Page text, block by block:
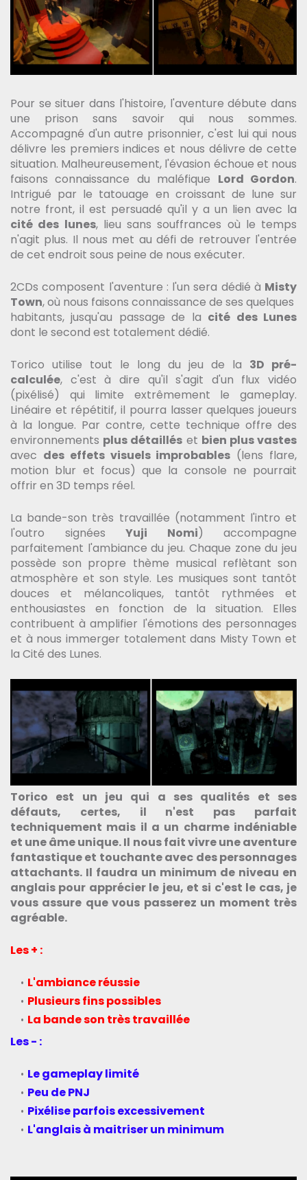
Pour se situer dans l'histoire, l'aventure débute dans
une prison sans savoir qui nous sommes.
Accompagné d'un autre prisonnier, c'est lui qui nous
délivre les premiers indices et nous délivre de cette
situation. Malheureusement, l'évasion échoue et nous
faisons connaissance du maléfique Lord Gordon.
Intrigué par le tatouage en croissant de lune sur
notre front, il est persuadé qu'il y a un lien avec la
cité des lunes, lieu sans souffrances où le temps
n'agit plus. Il nous met au défi de retrouver l'entrée
de cet endroit sous peine de nous exécuter.
2CDs composent l'aventure : l'un sera dédié à Misty
Town, où nous faisons connaissance de ses quelques
habitants, jusqu'au passage de la cité des Lunes
dont le second est totalement dédié.
Torico utilise tout le long du jeu de la 3D pré-
calculée, c'est à dire qu'il s'agit d'un flux vidéo
(pixélisé) qui limite extrêmement le gameplay.
Linéaire et répétitif, il pourra lasser quelques joueurs
à la longue. Par contre, cette technique offre des
environnements plus détaillés et bien plus vastes
avec des effets visuels improbables (lens flare,
motion blur et focus) que la console ne pourrait
offrir en 3D temps réel.
La bande-son très travaillée (notamment l'intro et
l'outro signées Yuji Nomi) accompagne
parfaitement l'ambiance du jeu. Chaque zone du jeu
possède son propre thème musical reflètant son
atmosphère et son style. Les musiques sont tantôt
douces et mélancoliques, tantôt rythmées et
enthousiastes en fonction de la situation. Elles
contribuent à amplifier l'émotions des personnages
et à nous immerger totalement dans Misty Town et
la Cité des Lunes.
Torico est un jeu qui a ses qualités et ses
défauts, certes, il n'est pas parfait
techniquement mais il a un charme indéniable
et une âme unique. Il nous fait vivre une aventure
fantastique et touchante avec des personnages
attachants. Il faudra un minimum de niveau en
anglais pour apprécier le jeu, et si c'est le cas, je
vous assure que vous passerez un moment très
agréable.
Les + :
L'ambiance réussie
Plusieurs fins possibles
La bande son très travaillée
Les - :
Le gameplay limité
Peu de PNJ
Pixélise parfois excessivement
L'anglais à maitriser un minimum